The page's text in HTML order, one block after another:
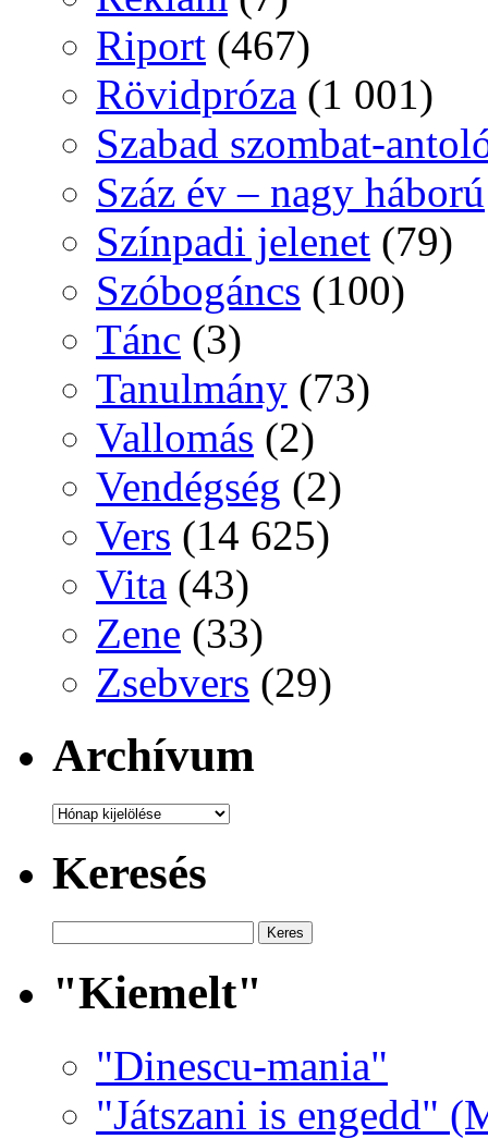
Riport (467)
Rövidpróza (1 001)
Szabad szombat-
Száz év – nagy háború
Színpadi jelenet (79)
Szóbogáncs (100)
Tánc (3)
Tanulmány (73)
Vallomás (2)
Vendégség (2)
Vers (14 625)
Vita (43)
Zene (33)
Zsebvers (29)
Archívum
Archívum
Keresés
"Kiemelt"
"Dinescu-mania"
"Játszani is engedd"